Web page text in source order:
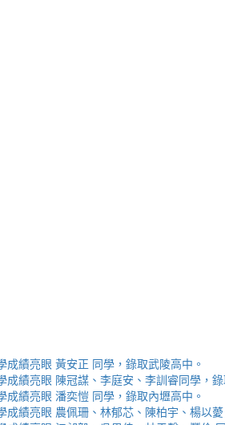
成績亮眼 黃安正 同學，錄取武陵高中。
成績亮眼 陳冠謀、李庭安、李訓睿同學，
成績亮眼 潘奕愷 同學，錄取內壢高中。
成績亮眼 農佩珊、林郁芯、陳柏宇、楊以